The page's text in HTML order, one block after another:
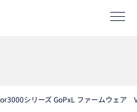
シリーズ GoPxL ファームウェア